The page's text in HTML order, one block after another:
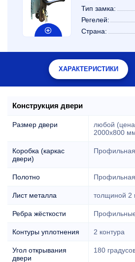
Тип замка:
Регелей:
Страна:
ХАРАКТЕРИСТИКИ
Конструкция двери
Размер двери
любой
2000x800
Коробка (каркас
двери)
Полотно
Лист металла толщиной 2
Ребра жёсткости
Контуры уплотнения 2 контура
Угол открывания
двери
180